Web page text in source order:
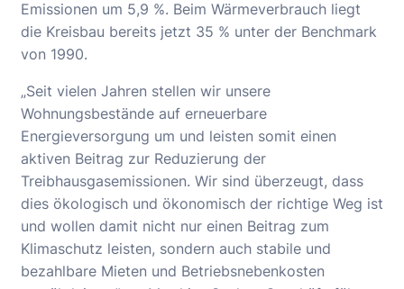
Emissionen um 5,9 %. Beim Wärmeverbrauch liegt
die Kreisbau bereits jetzt 35 % unter der Benchmark
von 1990.
„Seit vielen Jahren stellen wir unsere
Wohnungsbestände auf erneuerbare
Energieversorgung um und leisten somit einen
aktiven Beitrag zur Reduzierung der
Treibhausgasemissionen. Wir sind überzeugt, dass
dies ökologisch und ökonomisch der richtige Weg ist
und wollen damit nicht nur einen Beitrag zum
Klimaschutz leisten, sondern auch stabile und
bezahlbare Mieten und Betriebsnebenkosten